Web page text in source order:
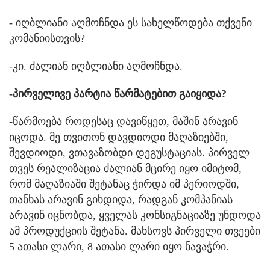
- იღბლიანი აღმოჩნდა ეს სახელწოდება თქვენი
კომანიისთვის?
-კი. ძალიან იღბლიანი აღმოჩნდა.
-პირველივე პარტია წარმატებით გაიყიდა?
-წარმოება როდესაც დავიწყეთ, მაშინ არავინ
იცოდა. მე თვითონ დავდიოდი მაღაზიებში,
შევდიოდი, ვთავაზობდი დეგუსტაციას. პირველ
თვეს რეალიზაცია ძალიან მცირე იყო იმიტომ,
რომ მაღაზიაში შეტანაც ჭირდა იმ პერიოდში,
თანხას არავინ გიხდიდა, რადგან კომპანიას
არავინ იცნობდა, ყველას კონსიგნაციაზე უნდოდა
ამ პროდუქციის შეტანა. მახსოვს პირველი თვეები
5 ათასი ლარი, 8 ათასი ლარი იყო ნავაჭრი.